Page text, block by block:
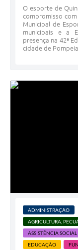
O esporte de
compromisso com
Municipal de
municipais e a
presença na 42ª
cidade de
ADMINISTRAÇÃO
AGRICULTURA,
ASSISTÊNCIA SOCIAL
EDUCAÇÃO